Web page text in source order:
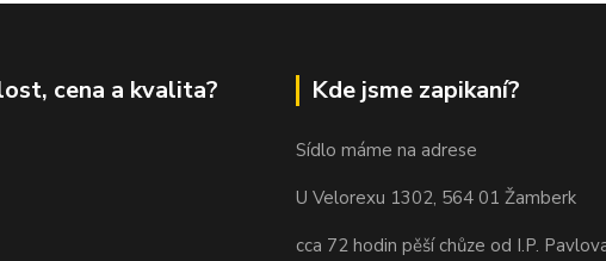
cena a kvalita? Kde jsme zapikaní?
Sídlo máme na adrese
U Velorexu 1302, 564 01 Žamberk
cca 72 hodin pěší chůze od I.P.